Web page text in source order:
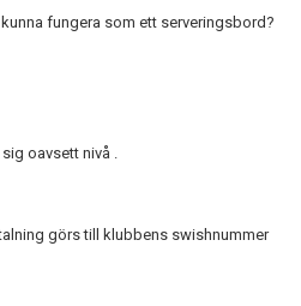
fungera som ett serveringsbord?
oavsett nivå .
görs till klubbens swishnummer